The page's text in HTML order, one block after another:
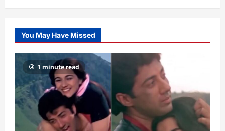
You May Have Missed
1 minute read